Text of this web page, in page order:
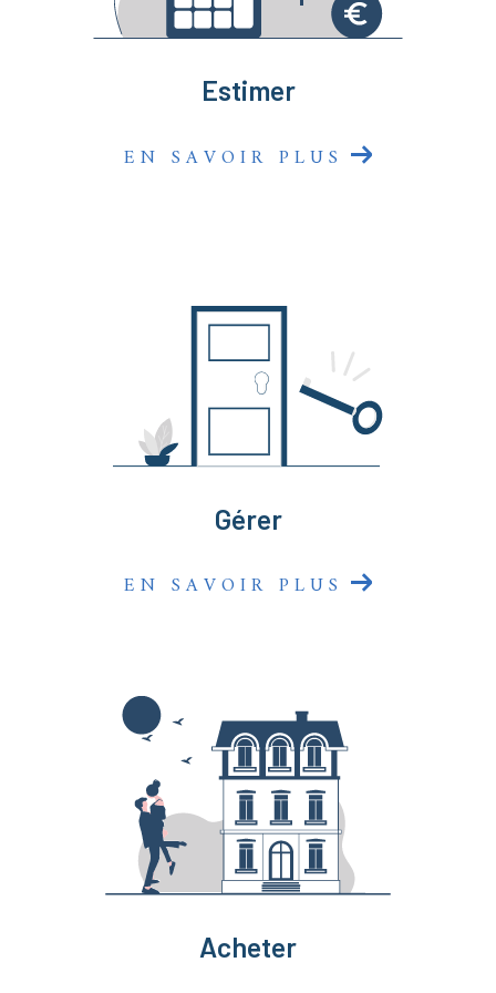
sommes là pour faire de votre projet une réussite
Estimer
EN SAVOIR PLUS
Gérer
EN SAVOIR PLUS
Acheter